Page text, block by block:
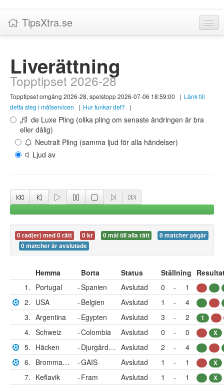
TipsXtra.se
Tabeller
Livescore!
Tipsförslag
Statistik
Liverättning
Om TipsXtra.se
Liverättning
Topptipset 2026-28
Topptipset omgång 2026-28, spelstopp 2026-07-06 18:59:00 | Länk till
detta steg i målservicen
| Hur funkar det? |
de Luxe Pling (olika pling om senaste ändringen är bra
eller dålig)
Neutralt Pling (samma ljud för alla händelser)
Ljud av
0 rad(er) med 0 rätt 0 kr 0 mål till alla rätt
0 matcher pågår
0 matcher är avslutade
Hemma Borta Status Ställning
1. Portugal -Spanien Avslutad 0 -
1
2. USA -Belgien Avslutad 1 -
4
3. Argentina -Egypten Avslutad 3 - 2 1
4. Schweiz -Colombia Avslutad 0 - 0 X
5. Häcken - Djurgården Avslutad 2 -
4
6.
Brommapojkarna -GAIS Avslutad 1 - 1 X
7. Keflavik -Fram Avslutad 1 - 1 X